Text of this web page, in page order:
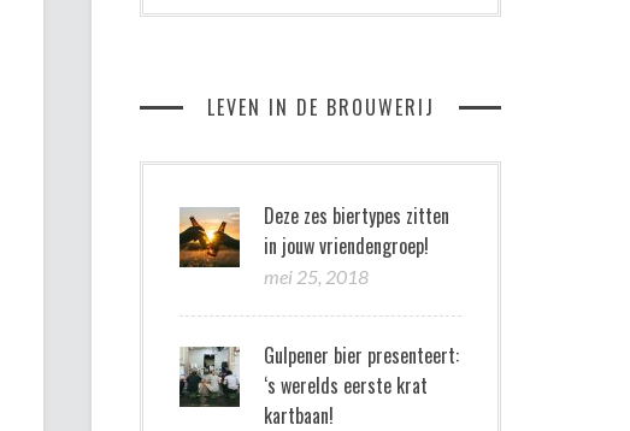
LEVEN IN DE BROUWERIJ
Deze zes biertypes zitten
in jouw vriendengroep!
mei 25, 2018
Gulpener bier presenteert:
‘s werelds eerste krat
kartbaan!